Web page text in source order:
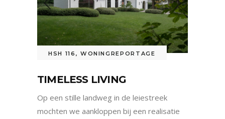
HSH 116 , WONINGREPORTAGE
TIMELESS LIVING
Op een stille landweg in de leiestreek
mochten we aankloppen bij een realisatie